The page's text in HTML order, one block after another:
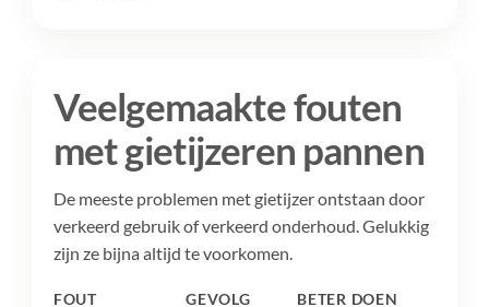
Veelgemaakte fouten
met gietijzeren pannen
De meeste problemen met gietijzer ontstaan door
verkeerd gebruik of verkeerd onderhoud. Gelukkig
zijn ze bijna altijd te voorkomen.
FOUT GEVOLG BETER DOEN